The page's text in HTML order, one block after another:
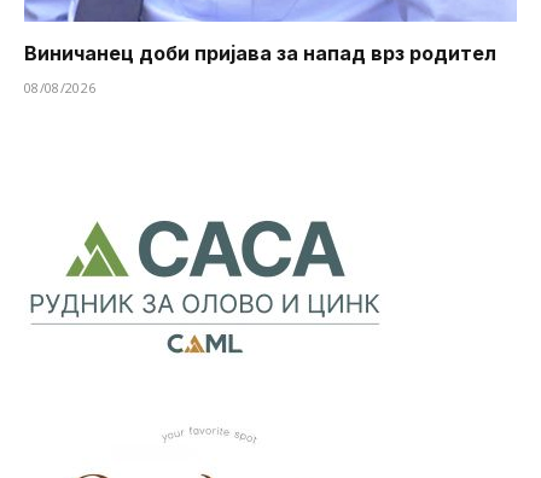
Виничанец доби пријава за напад врз родител
08/08/2026